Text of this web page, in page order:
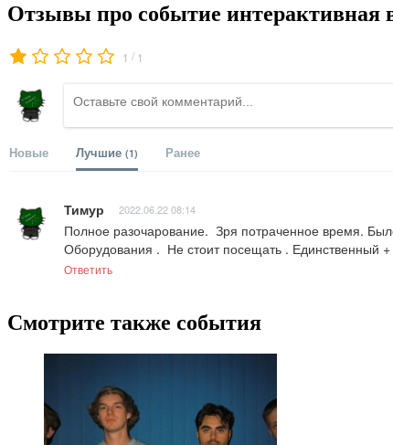
Отзывы про событие интерактивная
1 / 1
Новые Лучшие (1) Ранее
Тимур 2022.06.22 08:14
Полное разочарование.  Зря потраченное время.
Оборудования .  Не стоит посещать . Единственный +
Ответить
Смотрите также события